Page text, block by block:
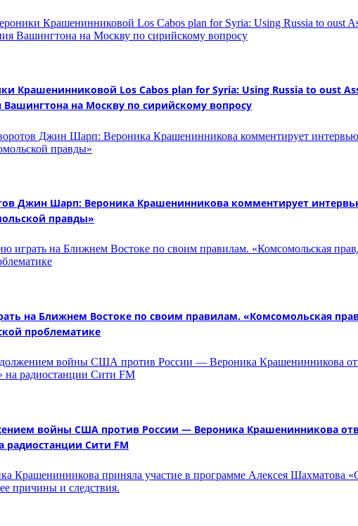
Крашенинниковой Los Cabos plan for Syria: Using Russia to oust
Вашингтона на Москву по сирийскому вопросу
Джин Шарп: Вероника Крашенинникова комментирует
правды»
на Ближнем Востоке по своим правилам. «Комсомольская
проблематике
войны США против России — Вероника Крашенинникова
радиостанции Сити FM